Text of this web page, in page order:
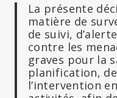
La présente
matière de
de suivi,
contre les
graves pour la
planification,
l’intervention